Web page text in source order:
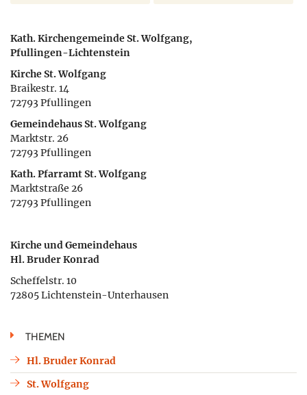
Kath. Kirchengemeinde St. Wolfgang,
Pfullingen-Lichtenstein
Kirche St. Wolfgang
Braikestr. 14
72793 Pfullingen
Gemeindehaus St. Wolfgang
Marktstr. 26
72793 Pfullingen
Kath. Pfarramt St. Wolfgang
Marktstraße 26
72793 Pfullingen
Kirche und Gemeindehaus
Hl. Bruder Konrad
Scheffelstr. 10
72805 Lichtenstein-Unterhausen
THEMEN
Hl. Bruder Konrad
St. Wolfgang